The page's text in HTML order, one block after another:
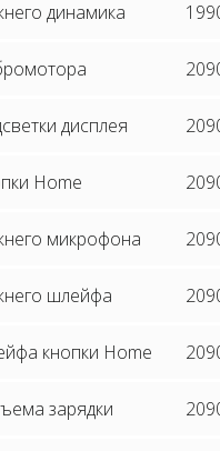
динамика
дисплея
Home
микрофона
шлейфа
кнопки Home
зарядки